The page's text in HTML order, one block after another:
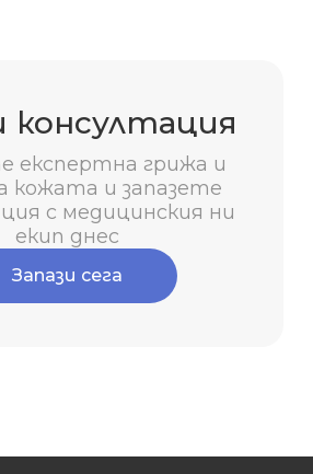
консултация
експертна грижа и
кожата и запазете
с медицинския ни
екип днес
Запази сега